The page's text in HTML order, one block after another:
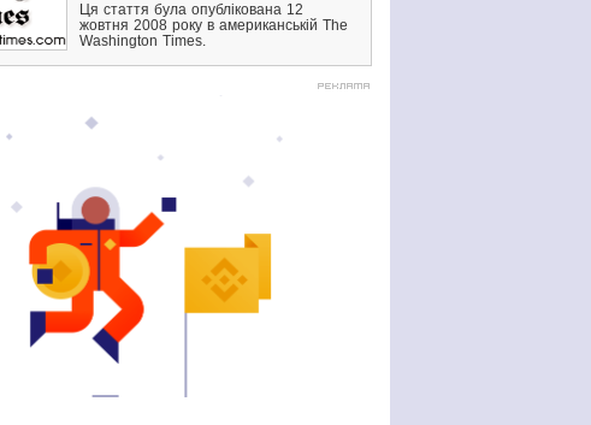
Ця стаття була опублікована 12
жовтня 2008 року в американській The
Washington Times.